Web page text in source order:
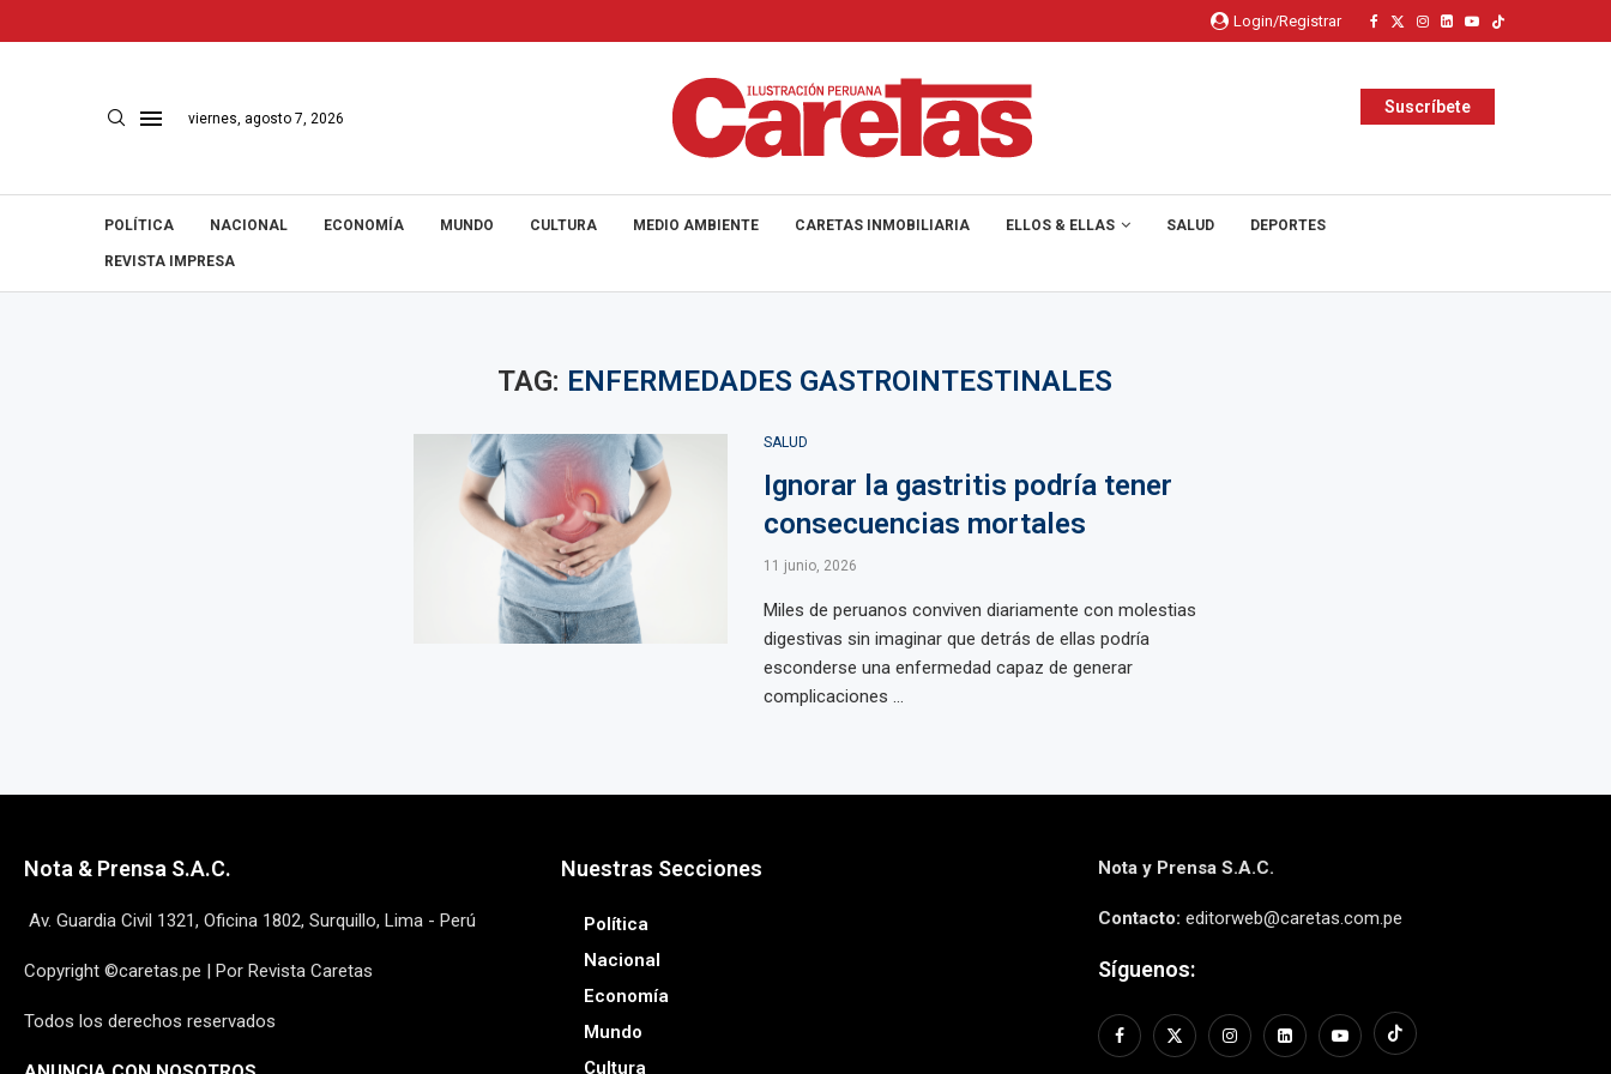
Login/Registrar
viernes, agosto 7, 2026
Suscríbete
POLÍTICA NACIONAL ECONOMÍA MUNDO CULTURA MEDIO AMBIENTE CARETAS INMOBILIARIA ELLOS & ELLAS SALUD DEPORTES
REVISTA IMPRESA
TAG: ENFERMEDADES GASTROINTESTINALES
SALUD
Ignorar la gastritis podría tener
consecuencias mortales
11 junio, 2026
Miles de peruanos conviven diariamente con molestias
digestivas sin imaginar que detrás de ellas podría
esconderse una enfermedad capaz de generar
complicaciones ...
Nota & Prensa S.A.C.
Av. Guardia Civil 1321, Oficina 1802, Surquillo, Lima - Perú
Copyright ©caretas.pe | Por Revista Caretas
Todos los derechos reservados
Nuestras Secciones
Política
Nacional
Economía
Mundo
Cultura
Nota y Prensa S.A.C.
Contacto: editorweb@caretas.com.pe
Síguenos: